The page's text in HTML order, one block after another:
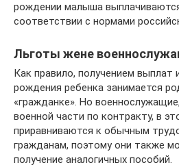
рождении малыша
соответствии с нормами
Льготы жене
Как правило, получением выплат
рождения ребенка занимается
«гражданке». Но
военной части по контракту, в
приравниваются к обычным
гражданам, поэтому они также
получение аналогичных пособий.